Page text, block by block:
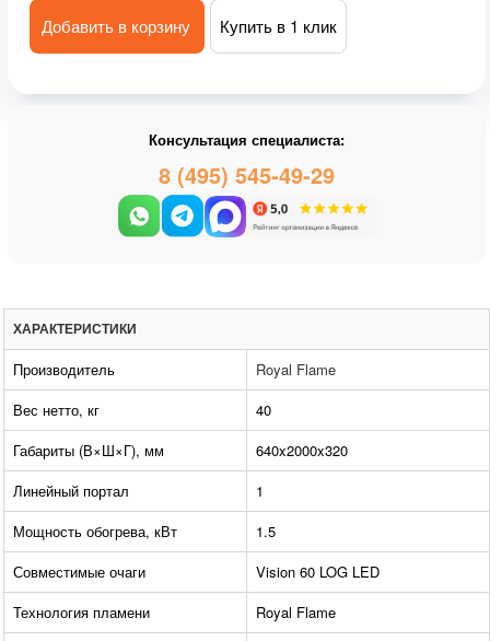
Добавить в корзину Купить в 1 клик
Консультация специалиста:
8 (495) 545-49-29
ХАРАКТЕРИСТИКИ
Производитель
Royal Flame
Вес нетто, кг
40
Габариты (В×Ш×Г), мм
640x2000x320
Линейный портал
1
Мощность обогрева, кВт
1.5
Совместимые очаги
Vision 60 LOG LED
Технология пламени
Royal Flame